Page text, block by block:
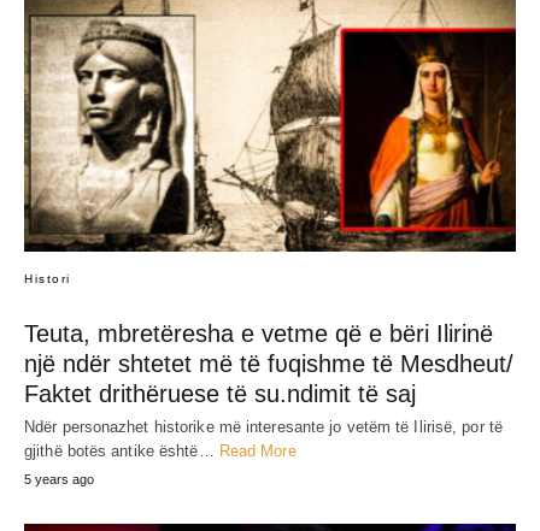
Histori
Teuta, mbretëresha e vetme që e bëri Ilirinë
një ndër shtetet më të fʋqishme të Mesdheut/
Faktet drithëruese të su.ndimit të saj
Ndër personazhet historike më interesante jo vetëm të Ilirisë, por të
gjithë botës antike është… Read More
5 years ago